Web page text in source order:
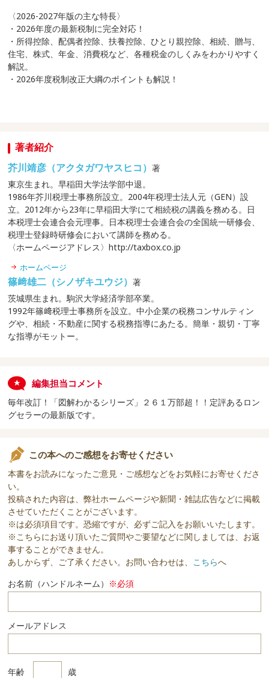
〈2026-2027年版の主な特長〉
・2026年度の最新税制に完全対応！
・所得控除、配偶者控除、扶養控除、ひとり親控除、相続、贈与、
住宅、株式、年金、消費税など、各種税金のしくみをわかりやすく
解説。
・2026年度税制改正大綱のポイントも解説！
著者紹介
芥川靖彦（アクタガワヤスヒコ）著
東京生まれ。早稲田大学法学部中退。
1986年芥川税理士事務所設立。2004年税理士法人元（GEN）設
立。2012年から23年に早稲田大学にて相続税の講義を務める。日
本税理士会連合会元理事。日本税理士会連合会の全国統一研修会、
税理士登録時研修会において講師を務める。
〈ホームページアドレス〉http://taxbox.co.jp
ホームページ
篠﨑雄二（シノザキユウジ）著
茨城県生まれ。駒沢大学経済学部卒業。
1992年篠﨑税理士事務所を設立。中小企業の税務コンサルティン
グや、相続・不動産に関する税務指導にあたる。簡単・親切・丁寧
な指導がモットー。
編集担当コメント
毎年改訂！「図解わかるシリーズ」２６１万部超！！定評あるロン
グセラーの最新版です。
この本へのご感想をお寄せください
本書をお読みになったご意見・ご感想などをお気軽にお寄せくださ
い。
投稿された内容は、弊社ホームページや新聞・雑誌広告などに掲載
させていただくことがございます。
※は必須項目です。恐縮ですが、必ずご記入をお願いいたします。
※こちらにお送り頂いたご質問やご要望などに関しましては、お返
事することができません。
あしからず、ご了承ください。お問い合わせは、 こちらへ
お名前（ハンドルネーム） ※必須
メールアドレス
年齢 歳